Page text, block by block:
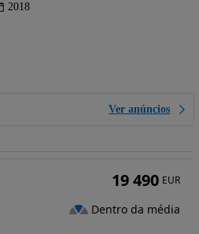
2018
Ver anúncios
19 490 EUR
Dentro da média